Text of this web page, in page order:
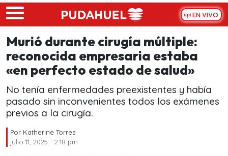
Skip to main content
EN VIVO
Murió durante cirugía múltiple:
reconocida empresaria estaba
«en perfecto estado de salud»
No tenía enfermedades preexistentes y había
pasado sin inconvenientes todos los exámenes
previos a la cirugía.
Por Katherine Torres
julio 11, 2025 - 2:18 pm